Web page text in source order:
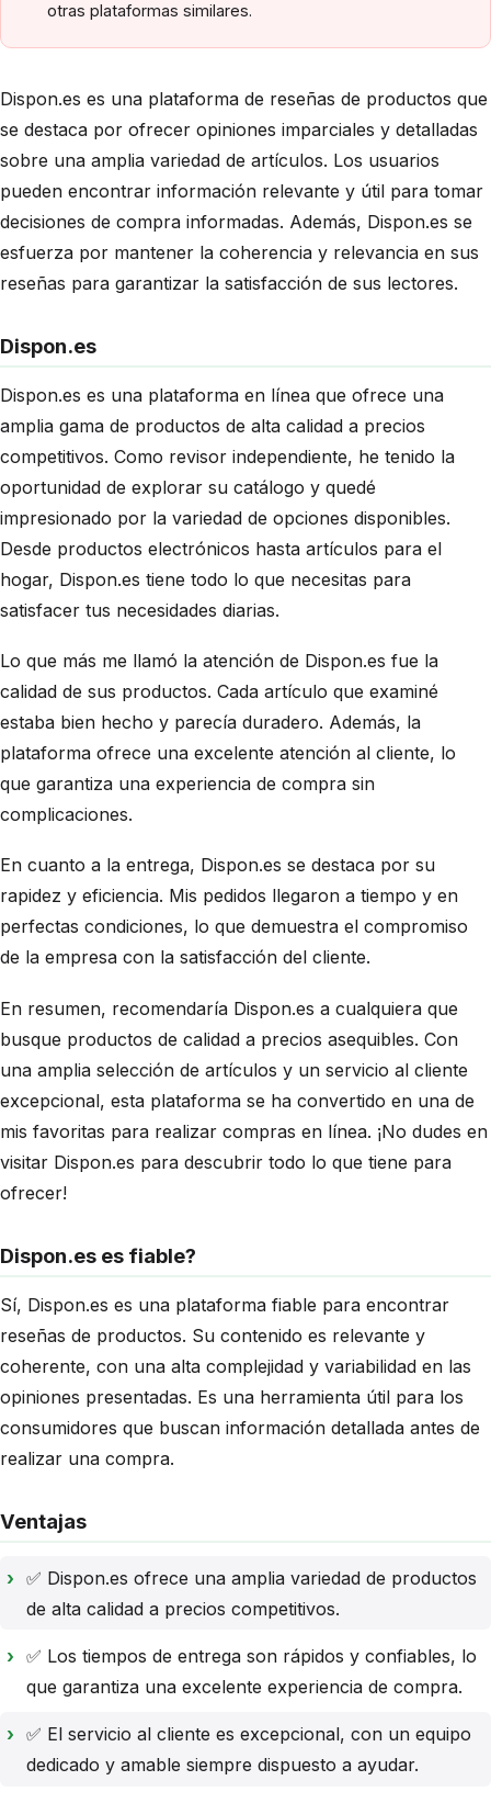
otras plataformas similares.
Dispon.es es una plataforma de reseñas de productos que
se destaca por ofrecer opiniones imparciales y detalladas
sobre una amplia variedad de artículos. Los usuarios
pueden encontrar información relevante y útil para tomar
decisiones de compra informadas. Además, Dispon.es se
esfuerza por mantener la coherencia y relevancia en sus
reseñas para garantizar la satisfacción de sus lectores.
Dispon.es
Dispon.es es una plataforma en línea que ofrece una
amplia gama de productos de alta calidad a precios
competitivos. Como revisor independiente, he tenido la
oportunidad de explorar su catálogo y quedé
impresionado por la variedad de opciones disponibles.
Desde productos electrónicos hasta artículos para el
hogar, Dispon.es tiene todo lo que necesitas para
satisfacer tus necesidades diarias.
Lo que más me llamó la atención de Dispon.es fue la
calidad de sus productos. Cada artículo que examiné
estaba bien hecho y parecía duradero. Además, la
plataforma ofrece una excelente atención al cliente, lo
que garantiza una experiencia de compra sin
complicaciones.
En cuanto a la entrega, Dispon.es se destaca por su
rapidez y eficiencia. Mis pedidos llegaron a tiempo y en
perfectas condiciones, lo que demuestra el compromiso
de la empresa con la satisfacción del cliente.
En resumen, recomendaría Dispon.es a cualquiera que
busque productos de calidad a precios asequibles. Con
una amplia selección de artículos y un servicio al cliente
excepcional, esta plataforma se ha convertido en una de
mis favoritas para realizar compras en línea. ¡No dudes en
visitar Dispon.es para descubrir todo lo que tiene para
ofrecer!
Dispon.es es fiable?
Sí, Dispon.es es una plataforma fiable para encontrar
reseñas de productos. Su contenido es relevante y
coherente, con una alta complejidad y variabilidad en las
opiniones presentadas. Es una herramienta útil para los
consumidores que buscan información detallada antes de
realizar una compra.
Ventajas
✅ Dispon.es ofrece una amplia variedad de productos
de alta calidad a precios competitivos.
✅ Los tiempos de entrega son rápidos y confiables, lo
que garantiza una excelente experiencia de compra.
✅ El servicio al cliente es excepcional, con un equipo
dedicado y amable siempre dispuesto a ayudar.